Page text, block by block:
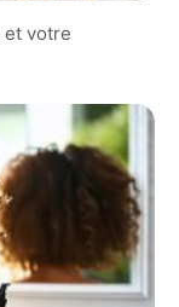
et votre